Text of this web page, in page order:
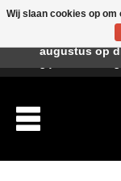
Wij slaan cookies op
Beste klant,
augustus op